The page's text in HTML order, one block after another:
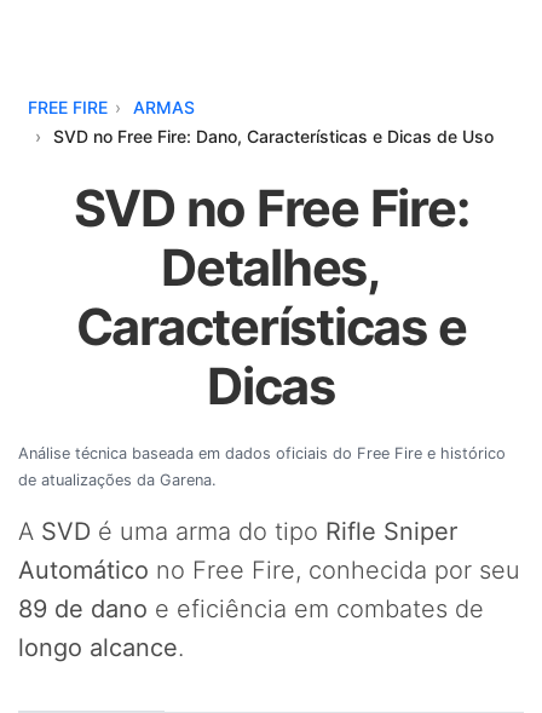
FREE FIRE
ARMAS
SVD no Free Fire: Dano, Características e Dicas de Uso
SVD no Free Fire:
Detalhes,
Características e
Dicas
Análise técnica baseada em dados oficiais do Free Fire e histórico
de atualizações da Garena.
A SVD é uma arma do tipo Rifle Sniper
Automático no Free Fire, conhecida por seu
89 de dano e eficiência em combates de
longo alcance.